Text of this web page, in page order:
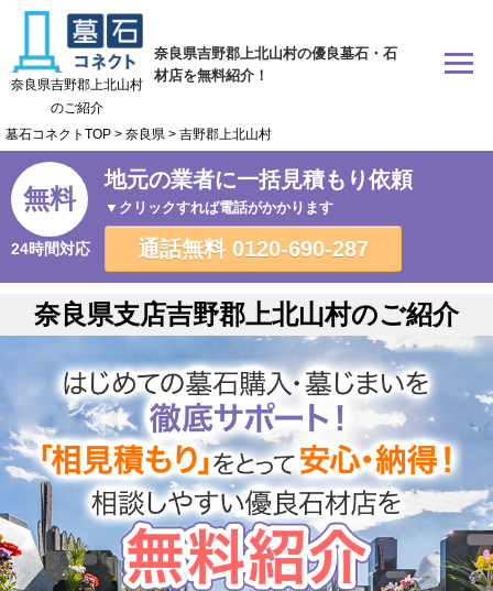
奈良県吉野郡上北山村の優良墓石・石
材店を無料紹介！
奈良県吉野郡上北山村
のご紹介
墓石コネクトTOP > 奈良県 > 吉野郡上北山村
無料
24時間対応
地元の業者に一括見積もり依頼
▼クリックすれば電話がかかります
通話無料 0120-690-287
奈良県支店吉野郡上北山村のご紹介